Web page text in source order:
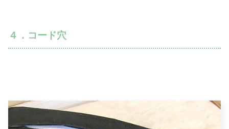
４．コード穴